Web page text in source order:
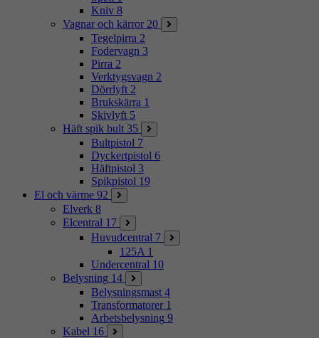
Kniv 8
Vagnar och kärror 20
Tegelpirra 2
Fodervagn 3
Pirra 2
Verktygsvagn 2
Dörrlyft 2
Brukskärra 1
Skivlyft 5
Häft spik bult 35
Bultpistol 7
Dyckertpistol 6
Häftpistol 3
Spikpistol 19
El och värme 92
Elverk 8
Elcentral 17
Huvudcentral 7
125A 1
Undercentral 10
Belysning 14
Belysningsmast 4
Transformatorer 1
Arbetsbelysning 9
Kabel 16